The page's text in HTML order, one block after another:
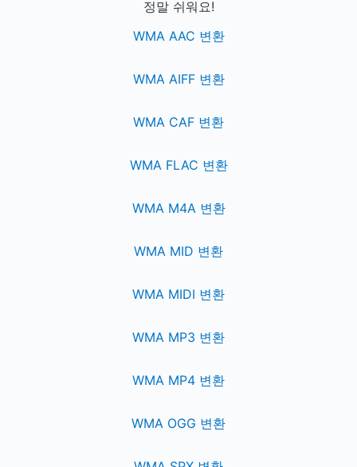
정말 쉬워요!
WMA AAC 변환
WMA AIFF 변환
WMA CAF 변환
WMA FLAC 변환
WMA M4A 변환
WMA MID 변환
WMA MIDI 변환
WMA MP3 변환
WMA MP4 변환
WMA OGG 변환